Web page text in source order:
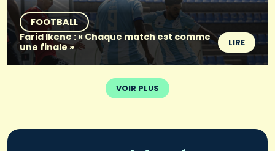
FOOTBALL
Farid Ikene : « Chaque match est comme
une finale »
LIRE
VOIR PLUS